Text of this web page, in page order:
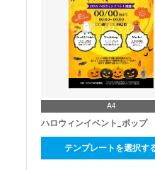
A4
ハロウィンイベント_ポップ
テンプレートを選択す